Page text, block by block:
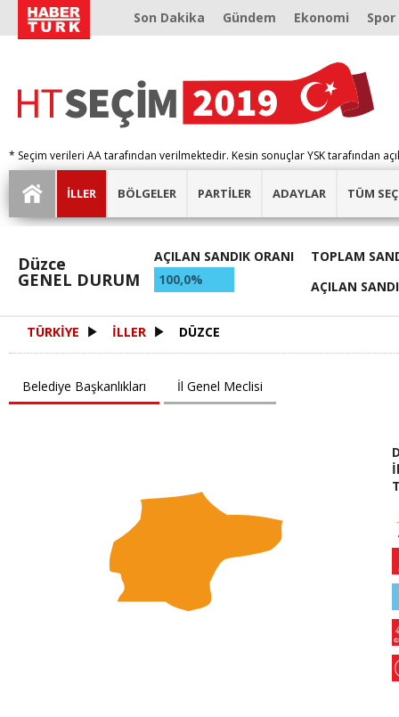
Son Dakika Gündem Ekonomi Spor
* Seçim verileri AA tarafından verilmektedir. Kesin sonuçlar YSK tarafından
İLLER BÖLGELER PARTİLER ADAYLAR TÜM
Düzce
GENEL DURUM
AÇILAN SANDIK ORANI
100,0%
TOPLAM
AÇILAN
TÜRKİYE İLLER DÜZCE
Belediye Başkanlıkları İl Genel Meclisi